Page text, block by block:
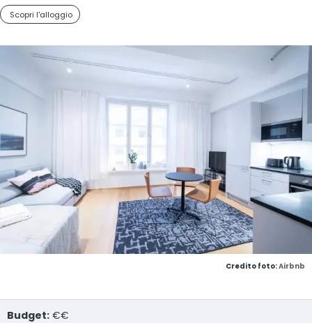
Scopri l'alloggio
Credito foto:Airbnb
Budget: €€